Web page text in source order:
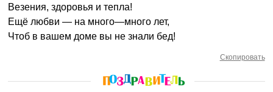
Везения, здоровья и тепла!
Ещё любви — на много—много лет,
Чтоб в вашем доме вы не знали бед!
Скопировать